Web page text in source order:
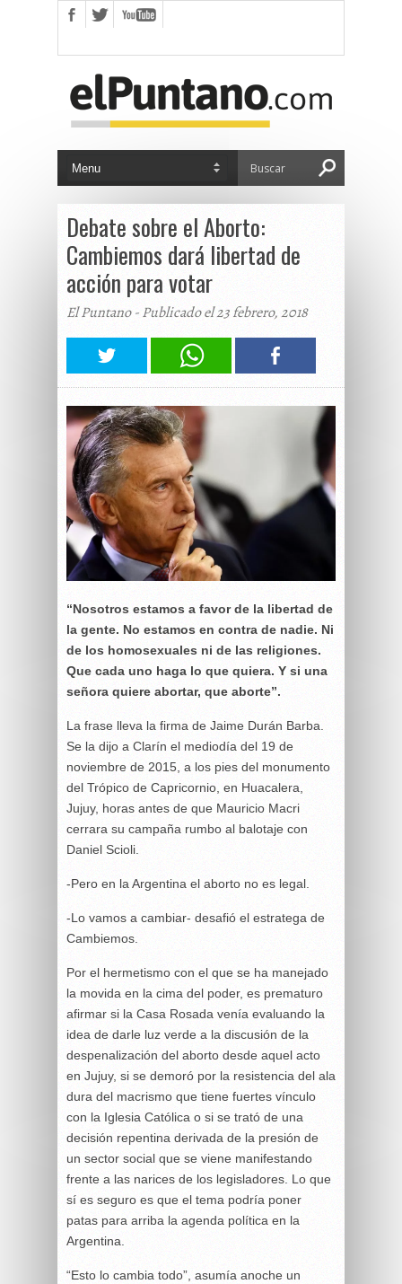
Debate sobre el Aborto:
Cambiemos dará libertad de
acción para votar
El Puntano - Publicado el 23 febrero, 2018
“Nosotros estamos a favor de la libertad de
la gente. No estamos en contra de nadie. Ni
de los homosexuales ni de las religiones.
Que cada uno haga lo que quiera. Y si una
señora quiere abortar, que aborte”.
La frase lleva la firma de Jaime Durán Barba.
Se la dijo a Clarín el mediodía del 19 de
noviembre de 2015, a los pies del monumento
del Trópico de Capricornio, en Huacalera,
Jujuy, horas antes de que Mauricio Macri
cerrara su campaña rumbo al balotaje con
Daniel Scioli.
-Pero en la Argentina el aborto no es legal.
-Lo vamos a cambiar- desafió el estratega de
Cambiemos.
Por el hermetismo con el que se ha manejado
la movida en la cima del poder, es prematuro
afirmar si la Casa Rosada venía evaluando la
idea de darle luz verde a la discusión de la
despenalización del aborto desde aquel acto
en Jujuy, si se demoró por la resistencia del ala
dura del macrismo que tiene fuertes vínculo
con la Iglesia Católica o si se trató de una
decisión repentina derivada de la presión de
un sector social que se viene manifestando
frente a las narices de los legisladores. Lo que
sí es seguro es que el tema podría poner
patas para arriba la agenda política en la
Argentina.
“Esto lo cambia todo”, asumía anoche un